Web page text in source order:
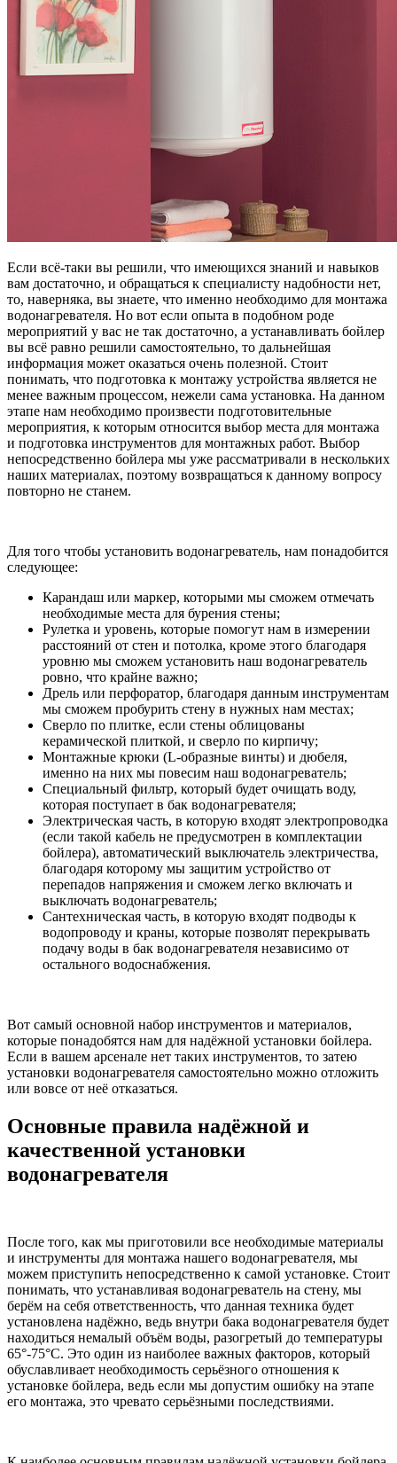
Если всё-таки вы решили, что имеющихся знаний и навыков
вам достаточно, и обращаться к специалисту надобности нет,
то, наверняка, вы знаете, что именно необходимо для монтажа
водонагревателя. Но вот если опыта в подобном роде
мероприятий у вас не так достаточно, а устанавливать бойлер
вы всё равно решили самостоятельно, то дальнейшая
информация может оказаться очень полезной. Стоит
понимать, что подготовка к монтажу устройства является не
менее важным процессом, нежели сама установка. На данном
этапе нам необходимо произвести подготовительные
мероприятия, к которым относится выбор места для монтажа
и подготовка инструментов для монтажных работ. Выбор
непосредственно бойлера мы уже рассматривали в нескольких
наших материалах, поэтому возвращаться к данному вопросу
повторно не станем.
Для того чтобы установить водонагреватель, нам понадобится
следующее:
Карандаш или маркер, которыми мы сможем отмечать
необходимые места для бурения стены;
Рулетка и уровень, которые помогут нам в измерении
расстояний от стен и потолка, кроме этого благодаря
уровню мы сможем установить наш водонагреватель
ровно, что крайне важно;
Дрель или перфоратор, благодаря данным инструментам
мы сможем пробурить стену в нужных нам местах;
Сверло по плитке, если стены облицованы
керамической плиткой, и сверло по кирпичу;
Монтажные крюки (L-образные винты) и дюбеля,
именно на них мы повесим наш водонагреватель;
Специальный фильтр, который будет очищать воду,
которая поступает в бак водонагревателя;
Электрическая часть, в которую входят электропроводка
(если такой кабель не предусмотрен в комплектации
бойлера), автоматический выключатель электричества,
благодаря которому мы защитим устройство от
перепадов напряжения и сможем легко включать и
выключать водонагреватель;
Сантехническая часть, в которую входят подводы к
водопроводу и краны, которые позволят перекрывать
подачу воды в бак водонагревателя независимо от
остального водоснабжения.
Вот самый основной набор инструментов и материалов,
которые понадобятся нам для надёжной установки бойлера.
Если в вашем арсенале нет таких инструментов, то затею
установки водонагревателя самостоятельно можно отложить
или вовсе от неё отказаться.
Основные правила надёжной и
качественной установки
водонагревателя
После того, как мы приготовили все необходимые материалы
и инструменты для монтажа нашего водонагревателя, мы
можем приступить непосредственно к самой установке. Стоит
понимать, что устанавливая водонагреватель на стену, мы
берём на себя ответственность, что данная техника будет
установлена надёжно, ведь внутри бака водонагревателя будет
находиться немалый объём воды, разогретый до температуры
65°-75°С. Это один из наиболее важных факторов, который
обуславливает необходимость серьёзного отношения к
установке бойлера, ведь если мы допустим ошибку на этапе
его монтажа, это чревато серьёзными последствиями.